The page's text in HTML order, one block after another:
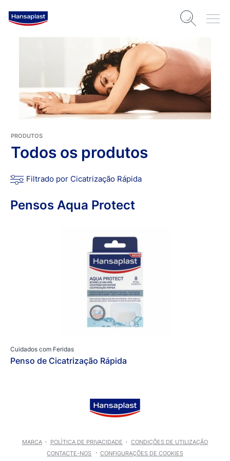
PRODUTOS
Todos os produtos
Filtrado por Cicatrização Rápida
Pensos Aqua Protect
Cuidados com Feridas
Penso de Cicatrização Rápida
MARCA POLÌTICA DE PRIVACIDADE
CONDIÇÕES DE UTILIZAÇÃO
CONTACTE-NOS
CONFIGURAÇÕES DE COOKIES